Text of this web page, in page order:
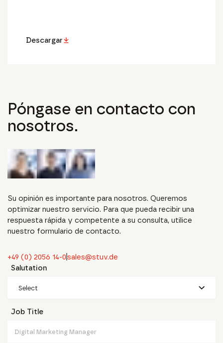
Descargar
Póngase en contacto con
nosotros.
Su opinión es importante para nosotros. Queremos
optimizar nuestro servicio. Para que pueda recibir una
respuesta rápida y competente a su consulta, utilice
nuestro formulario de contacto.
+49 (0) 2056 14-0sales@stuv.de
Salutation
Select
Job Title